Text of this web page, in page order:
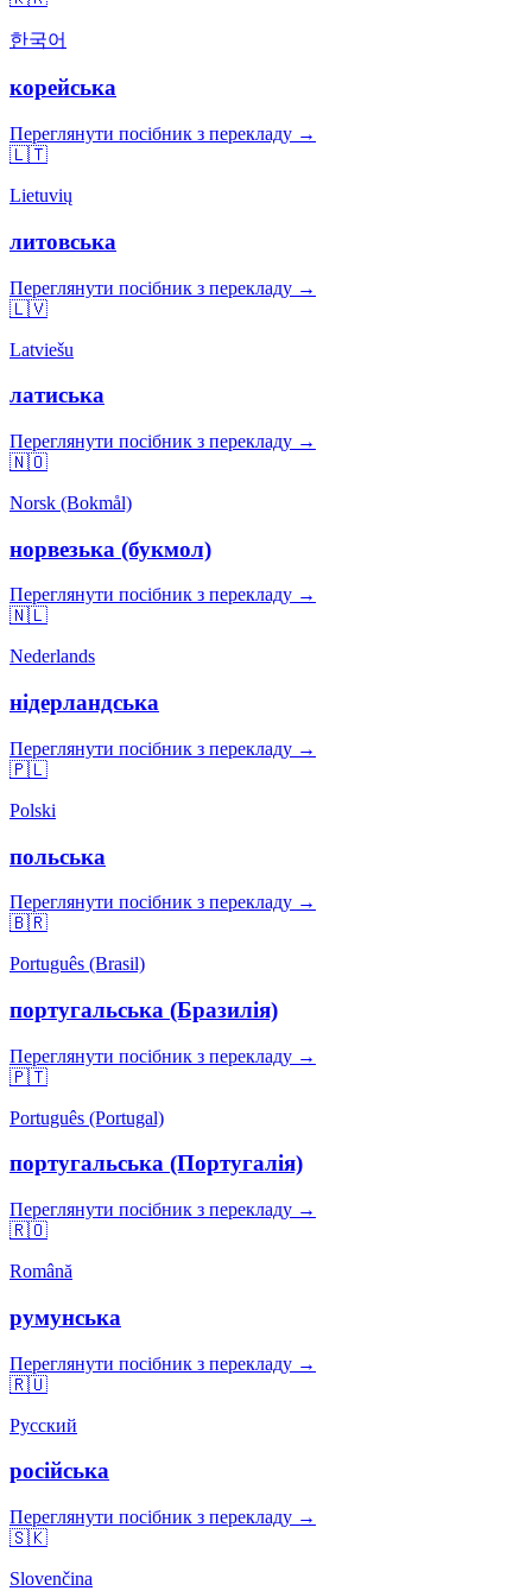
한국어
корейська
Переглянути посібник з перекладу →
🇱🇹
Lietuvių
литовська
Переглянути посібник з перекладу →
🇱🇻
Latviešu
латиська
Переглянути посібник з перекладу →
🇳🇴
Norsk (Bokmål)
норвезька (букмол)
Переглянути посібник з перекладу →
🇳🇱
Nederlands
нідерландська
Переглянути посібник з перекладу →
🇵🇱
Polski
польська
Переглянути посібник з перекладу →
🇧🇷
Português (Brasil)
португальська (Бразилія)
Переглянути посібник з перекладу →
🇵🇹
Português (Portugal)
португальська (Португалія)
Переглянути посібник з перекладу →
🇷🇴
Română
румунська
Переглянути посібник з перекладу →
🇷🇺
Русский
російська
Переглянути посібник з перекладу →
🇸🇰
Slovenčina